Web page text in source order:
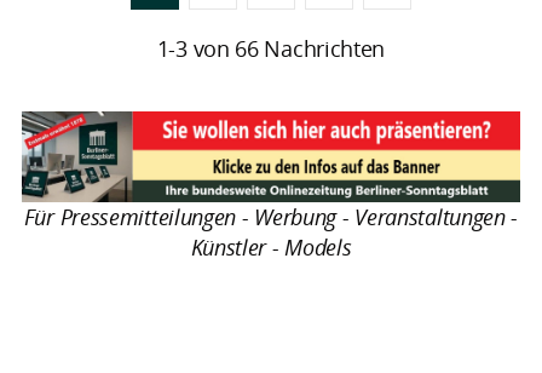
1-3 von 66 Nachrichten
Für Pressemitteilungen - Werbung - Veranstaltungen -
Künstler - Models